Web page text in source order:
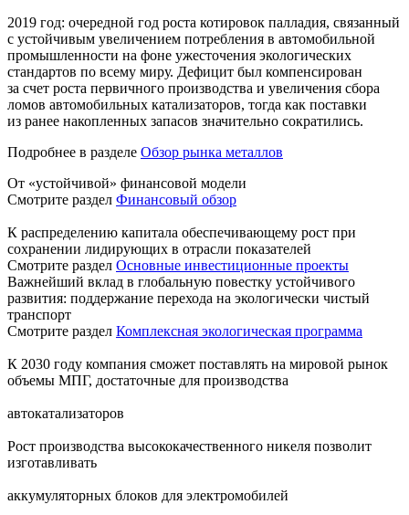
2019 год: очередной год роста котировок палладия, связанный
с устойчивым увеличением потребления в автомобильной
промышленности на фоне ужесточения экологических
стандартов по всему миру. Дефицит был компенсирован
за счет роста первичного производства и увеличения сбора
ломов автомобильных катализаторов, тогда как поставки
из ранее накопленных запасов значительно сократились.
Подробнее в разделе Обзор рынка металлов
От «устойчивой» финансовой модели
Смотрите раздел Финансовый обзор
К распределению капитала обеспечивающему рост при
сохранении лидирующих в отрасли показателей
Смотрите раздел Основные инвестиционные проекты
Важнейший вклад в глобальную повестку устойчивого
развития: поддержание перехода на экологически чистый
транспорт
Смотрите раздел Комплексная экологическая программа
К 2030 году компания сможет поставлять на мировой рынок
объемы МПГ, достаточные для производства
автокатализаторов
Рост производства высококачественного никеля позволит
изготавливать
аккумуляторных блоков для электромобилей